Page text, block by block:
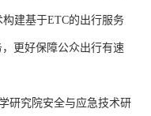
构建基于ETC的出行服务
更好保障公众出行有速
研究院安全与应急技术研